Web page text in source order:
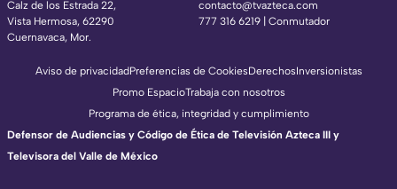
Calz de los Estrada 22,
Vista Hermosa, 62290
Cuernavaca, Mor.
contacto@tvazteca.com
777 316 6219 | Conmutador
Aviso de privacidadPreferencias de CookiesDerechosInversionistas
Promo EspacioTrabaja con nosotros
Programa de ética, integridad y cumplimiento
Defensor de Audiencias y Código de Ética de Televisión Azteca III y
Televisora del Valle de México